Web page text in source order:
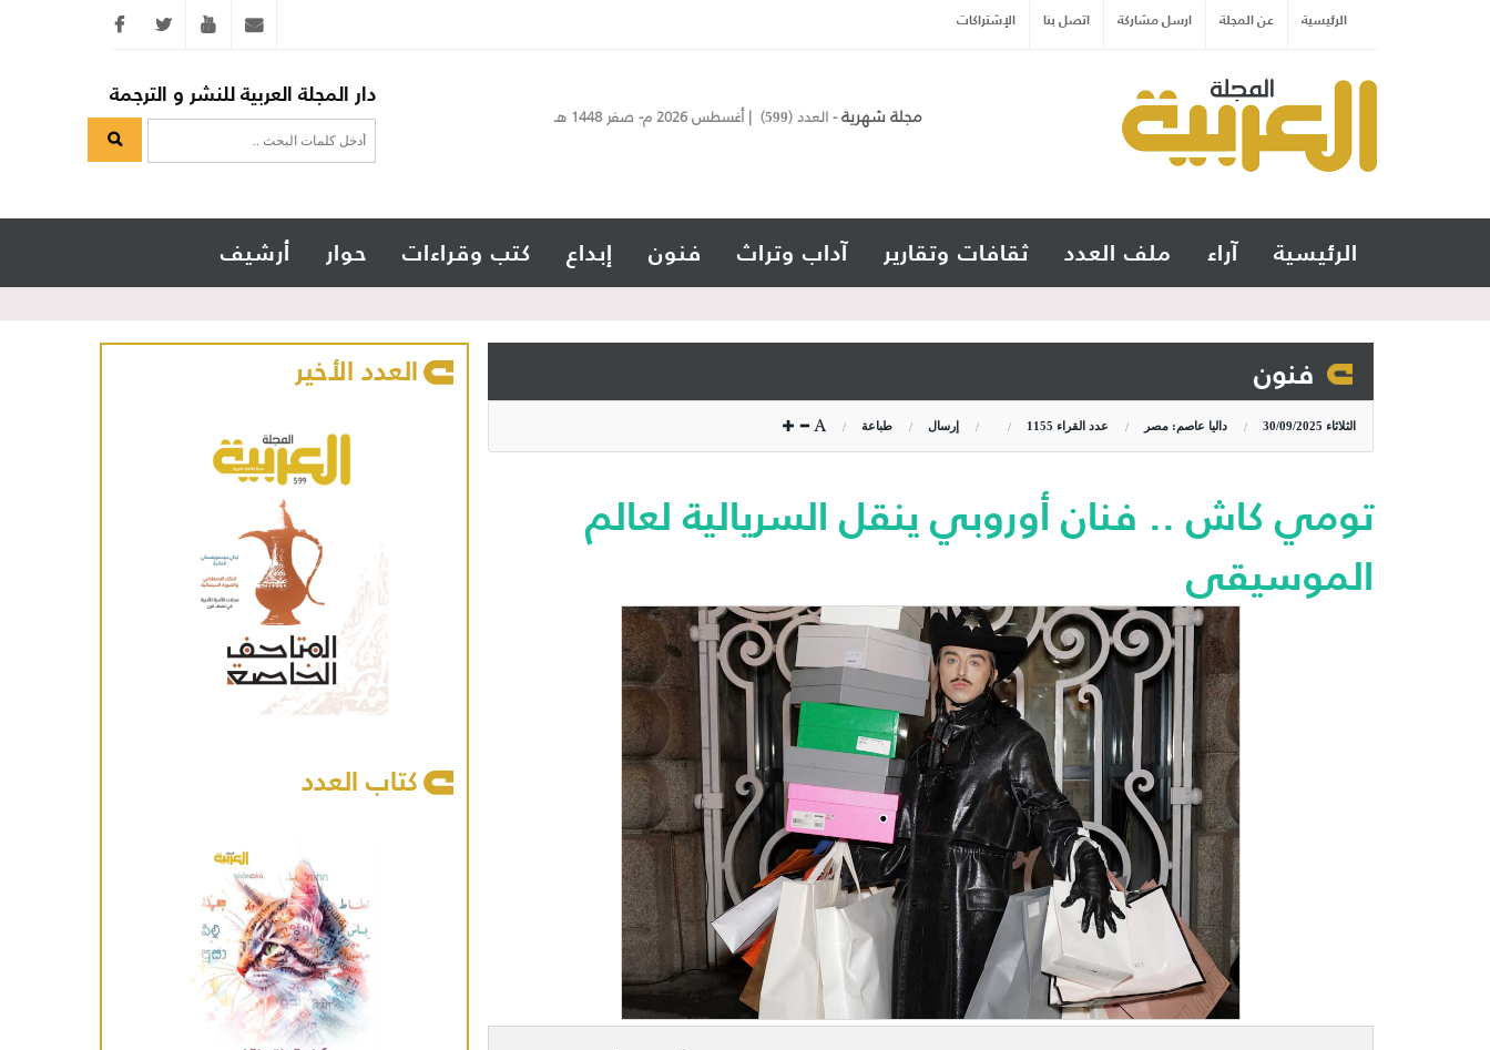
الرئيسية عن المجلة ارسل مشاركة اتصل بنا الإشتراكات
مجلة شهرية- العدد (599) | أغسطس 2026 م- صفر 1448 هـ
دار المجلة العربية للنشر و الترجمة
الرئيسية آراء ملف العدد ثقافات وتقارير آداب وتراث فنون إبداع كتب وقراءات حوار أرشيف
فنون
الثلاثاء 30/09/2025 داليا عاصم: مصر عدد القراء 1155 إرسال طباعة
تومي كاش .. فنان أوروبي ينقل السريالية لعالم
الموسيقى
العدد الأخير
كتاب العدد